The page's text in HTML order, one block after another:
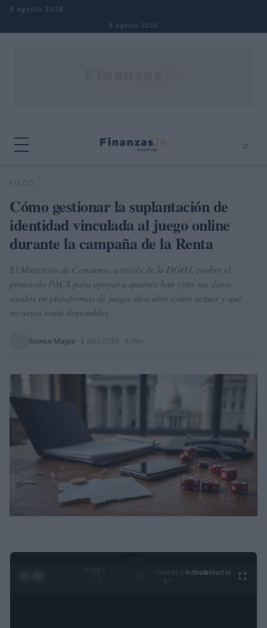
Saltar al contenido
8 agosto 2026
8 agosto 2026
⌕
Buscar
FISCO
Cómo gestionar la suplantación de
identidad vinculada al juego online
durante la campaña de la Renta
El Ministerio de Consumo, a través de la DGOJ, reabre el
protocolo PACS para apoyar a quienes han visto sus datos
usados en plataformas de juego; descubre cómo actuar y qué
recursos están disponibles
Bianca Magni 8 abril 2026 · 4 min
0:29 /
Ad hubMedia